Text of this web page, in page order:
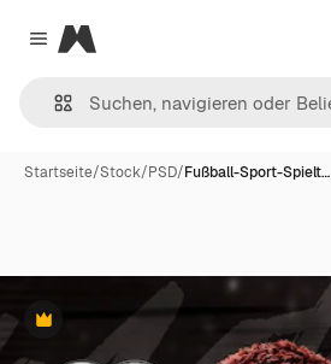
Close menu
Magnific
Startseite/Stock/PSD/Fußball-Sport-Spielt…
Premium